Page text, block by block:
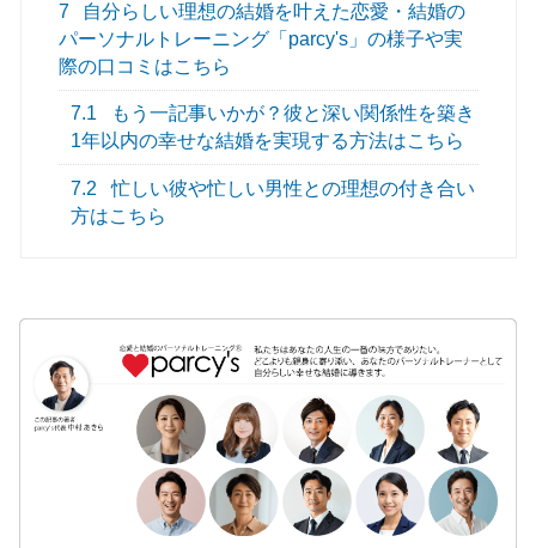
7
自分らしい理想の結婚を叶えた恋愛・結婚の
パーソナルトレーニング「parcy's」の様子や実
際の口コミはこちら
7.1
もう一記事いかが？彼と深い関係性を築き
1年以内の幸せな結婚を実現する方法はこちら
7.2
忙しい彼や忙しい男性との理想の付き合い
方はこちら